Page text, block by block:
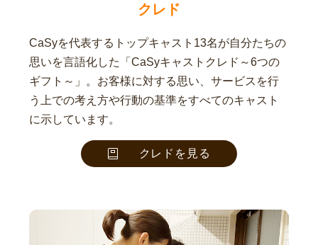
クレド
CaSyを代表するトップキャスト13名が自分たちの
思いを言語化した「CaSyキャストクレド～6つの
ギフト～」。お客様に対する思い、サービスを行
う上での考え方や行動の基準をすべてのキャスト
に示しています。
クレドを見る